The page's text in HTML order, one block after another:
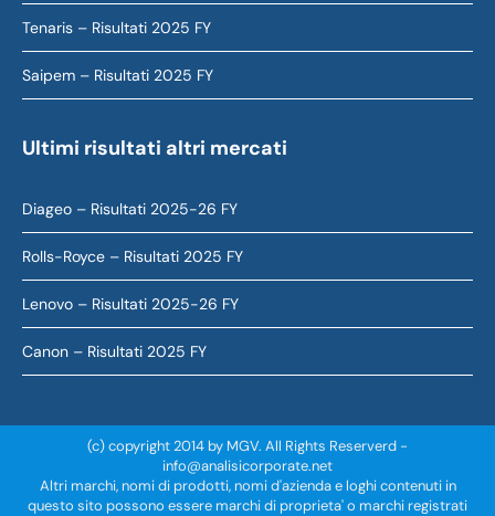
Tenaris – Risultati 2025 FY
Saipem – Risultati 2025 FY
Ultimi risultati altri mercati
Diageo – Risultati 2025-26 FY
Rolls-Royce – Risultati 2025 FY
Lenovo – Risultati 2025-26 FY
Canon – Risultati 2025 FY
(c) copyright 2014 by MGV. All Rights Reserverd -
info@analisicorporate.net
Altri marchi, nomi di prodotti, nomi d'azienda e loghi contenuti in
questo sito possono essere marchi di proprieta' o marchi registrati